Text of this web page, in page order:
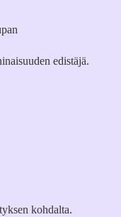
edistäjä.
kohdalta.